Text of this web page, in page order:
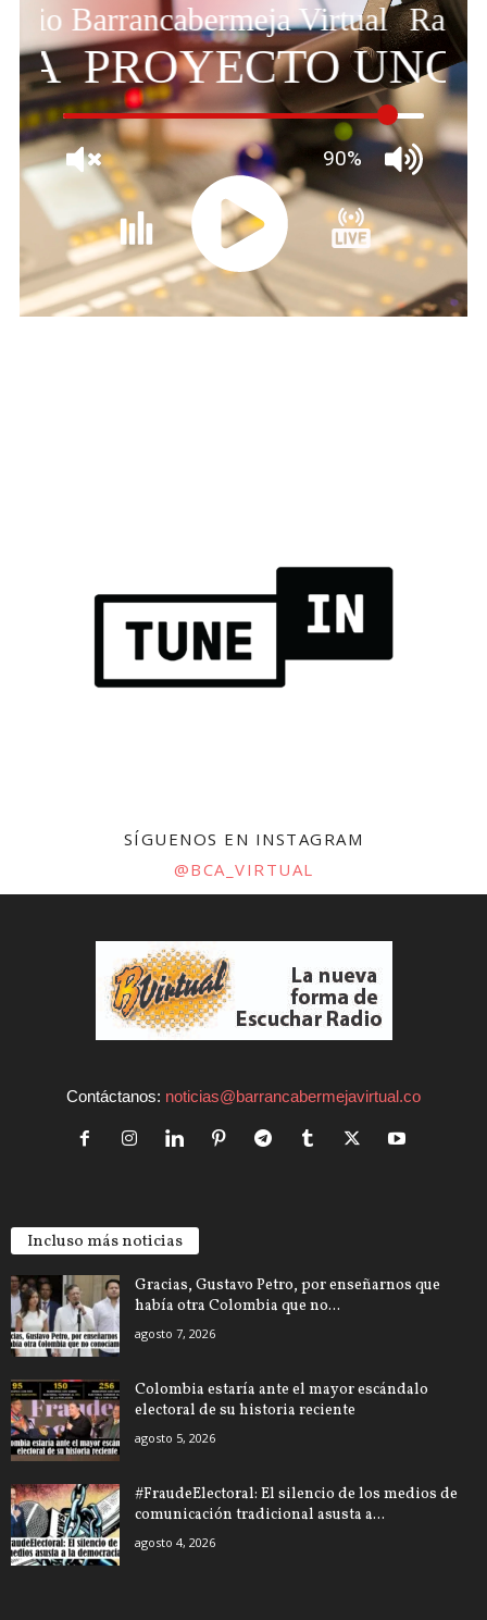
SÍGUENOS EN INSTAGRAM
@BCA_VIRTUAL
Contáctanos: noticias@barrancabermejavirtual.co
Incluso más noticias
Gracias, Gustavo Petro, por enseñarnos que
había otra Colombia que no...
agosto 7, 2026
Colombia estaría ante el mayor escándalo
electoral de su historia reciente
agosto 5, 2026
#FraudeElectoral: El silencio de los medios de
comunicación tradicional asusta a...
agosto 4, 2026